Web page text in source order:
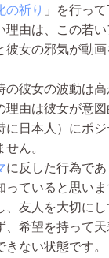
の祈り 」を行って
由は、この若い
女の邪気が動
彼女の波動は
理由は彼女が意
日本人）にポ
ん。
に反した行為で
っていると思い
友人を大切に
、希望を持って
ない状態です。